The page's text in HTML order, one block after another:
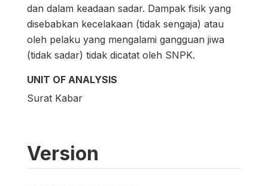
dan dalam keadaan sadar. Dampak fisik yang
disebabkan kecelakaan (tidak sengaja) atau
oleh pelaku yang mengalami gangguan jiwa
(tidak sadar) tidak dicatat oleh SNPK.
UNIT OF ANALYSIS
Surat Kabar
Version